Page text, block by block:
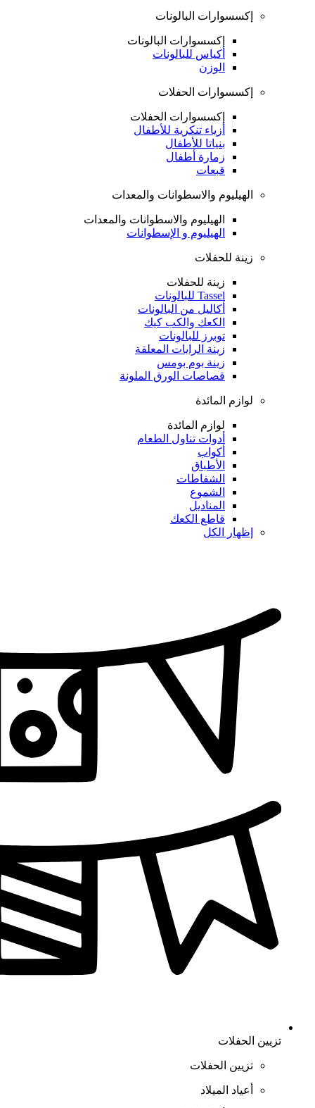
إكسسوارات البالونات
إكسسوارات البالونات
أكياس للبالونات
الوزن
إكسسوارات الحفلات
إكسسوارات الحفلات
أزياء تنكرية للأطفال
بنياتا للأطفال
زمارة أطفال
قبعات
الهيليوم والاسطوانات والمعدات
الهيليوم والاسطوانات والمعدات
الهيليوم و الإسطوانات
زينة للحفلات
زينة للحفلات
Tassel للبالونات
أكاليل من البالونات
الكعك والكب كيك
توبرز للبالونات
زينة الرايات المعلقة
زينة بوم بومس
قصاصات الورق الملونة
لوازم المائدة
لوازم المائدة
أدوات تناول الطعام
أكواب
الأطباق
الشفاطات
الشموع
المناديل
قاطع الكعك
إظهار الكل
تزيين الحفلات
تزيين الحفلات
أعياد الميلاد